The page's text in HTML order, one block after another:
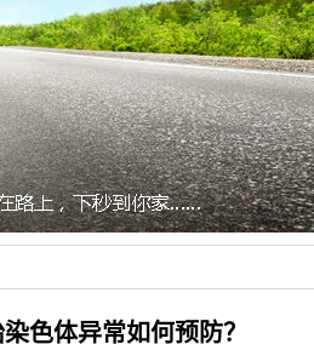
色体异常如何预防？